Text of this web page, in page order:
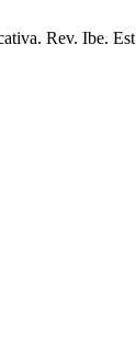
Rev. Ibe.